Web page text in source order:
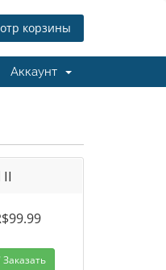
корзины
Аккаунт
Заказать